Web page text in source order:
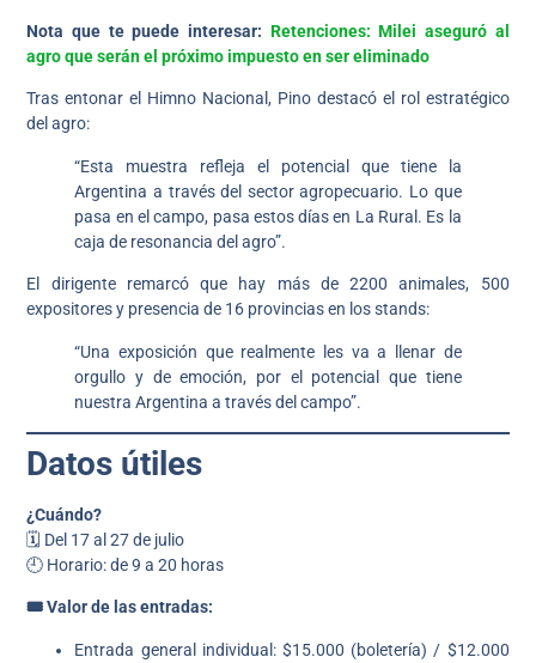
Nota que te puede interesar: Retenciones: Milei aseguró al
agro que serán el próximo impuesto en ser eliminado
Tras entonar el Himno Nacional, Pino destacó el rol estratégico
del agro:
“Esta muestra refleja el potencial que tiene la
Argentina a través del sector agropecuario. Lo que
pasa en el campo, pasa estos días en La Rural. Es la
caja de resonancia del agro”.
El dirigente remarcó que hay más de 2200 animales, 500
expositores y presencia de 16 provincias en los stands:
“Una exposición que realmente les va a llenar de
orgullo y de emoción, por el potencial que tiene
nuestra Argentina a través del campo”.
Datos útiles
¿Cuándo?
🗓️ Del 17 al 27 de julio
🕘 Horario: de 9 a 20 horas
🎟️ Valor de las entradas:
Entrada general individual: $15.000 (boletería) / $12.000